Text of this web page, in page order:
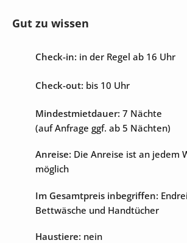
Unterhaltung
Internet Sat-TV
privater Tennisplatz
Gut zu wissen
Check-in: in der Regel ab 16 Uhr
Check-out: bis 10 Uhr
Mindestmietdauer: 7 Nächte
(auf Anfrage ggf. ab 5 Nächten)
Anreise: Die Anreise ist an jedem
möglich
Im Gesamtpreis inbegriffen:
Bettwäsche und Handtücher
Haustiere: nein